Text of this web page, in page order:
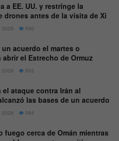
a EE. UU. y restringe la
drones antes de la visita de Xi
2026 550
acuerdo el martes o
abrir el Estrecho de Ormuz
2026 553
el ataque contra Irán al
las bases de un acuerdo
2026 594
fuego cerca de Omán mientras